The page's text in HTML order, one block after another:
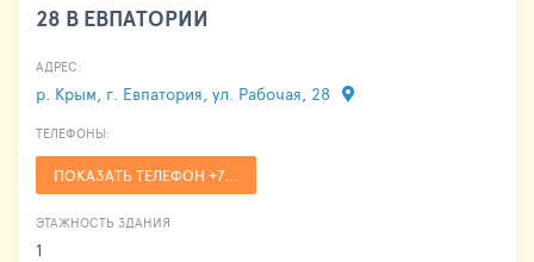
28 В ЕВПАТОРИИ
АДРЕС:
р. Крым, г. Евпатория, ул. Рабочая, 28
ТЕЛЕФОНЫ:
ПОКАЗАТЬ ТЕЛЕФОН +7...
ЭТАЖНОСТЬ ЗДАНИЯ
1